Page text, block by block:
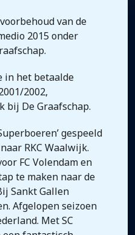
van de
2015 onder
in het betaalde
2002,
bij De Graafschap.
gespeeld
RKC Waalwijk.
FC Volendam en
te maken naar de
Sankt Gallen
Afgelopen seizoen
Met SC